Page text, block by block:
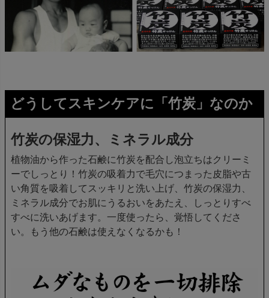
どうしてスキンケアに「竹炭」なのか
竹炭の保湿力、ミネラル成分
植物油から作った石鹸に竹炭を配合し泡立ちはクリーミ
ーでしっとり！竹炭の吸着力で毛穴につまった皮脂や古
い角質を吸着してスッキリと洗い上げ、竹炭の保湿力、
ミネラル成分でお肌にうるおいをあたえ、しっとりすべ
すべに洗いあげます。一度使ったら、覚悟してくださ
い。もう他の石鹸は使えなくなるかも！